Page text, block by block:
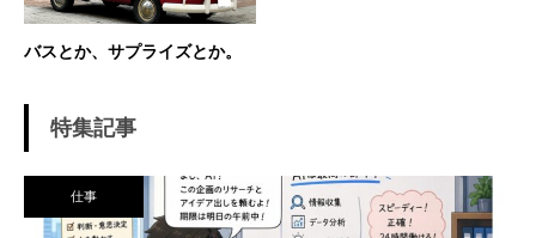
バスとか、サプライズとか。
特集記事
仕事